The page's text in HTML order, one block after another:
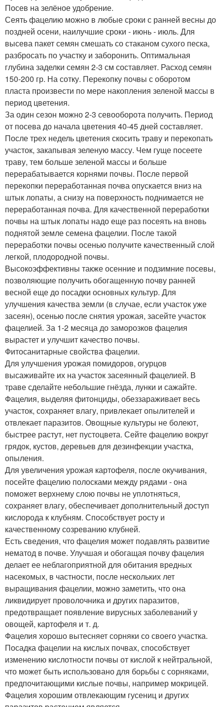
Посев на зелёное удобрение.
Сеять фацелию можно в любые сроки с ранней весны до
поздней осени, наилучшие сроки - июнь - июль. Для
высева пакет семян смешать со стаканом сухого песка,
разбросать по участку и заборонить. Оптимальная
глубина заделки семян 2-3 см составляет. Расход семян
150-200 гр. На сотку. Перекопку почвы с оборотом
пласта произвести по мере накопления зеленой массы в
период цветения.
За один сезон можно 2-3 севооборота получить. Период
от посева до начала цветения 40-45 дней составляет.
После трех недель цветения скосить траву и перекопать
участок, закапывая зеленую массу. Чем гуще посеете
траву, тем больше зеленой массы и больше
перерабатывается корнями почвы. После первой
перекопки переработанная почва опускается вниз на
штык лопаты, а снизу на поверхность поднимается не
переработанная почва. Для качественной переработки
почвы на штык лопаты надо еще раз посеять на вновь
поднятой земле семена фацелии. После такой
переработки почвы осенью получите качественный слой
легкой, плодородной почвы.
Высокоэффективны также осенние и подзимние посевы,
позволяющие получить обогащенную почву ранней
весной еще до посадки основных культур. Для
улучшения качества земли (в случае, если участок уже
засеян), осенью после снятия урожая, засейте участок
фацелией. За 1-2 месяца до заморозков фацелия
вырастет и улучшит качество почвы.
Фитосанитарные свойства фацелии.
Для улучшения урожая помидоров, огурцов
высаживайте их на участок засеянный фацелией. В
траве сделайте небольшие гнёзда, лунки и сажайте.
Фацелия, выделяя фитонциды, обеззараживает весь
участок, сохраняет влагу, привлекает опылителей и
отвлекает паразитов. Овощные культуры не болеют,
быстрее растут, нет пустоцвета. Сейте фацелию вокруг
грядок, кустов, деревьев для дезинфекции участка,
опыления.
Для увеличения урожая картофеля, после окучивания,
посейте фацелию полосками между рядами - она
поможет верхнему слою почвы не уплотняться,
сохраняет влагу, обеспечивает дополнительный доступ
кислорода к клубням. Способствует росту и
качественному созреванию клубней.
Есть сведения, что фацелия может подавлять развитие
нематод в почве. Улучшая и обогащая почву фацелия
делает ее неблагоприятной для обитания вредных
насекомых, в частности, после нескольких лет
выращивания фацелии, можно заметить, что она
ликвидирует проволочника и других паразитов,
предотвращает появление вирусных заболеваний у
овощей, картофеля и т. д.
Фацелия хорошо вытесняет сорняки со своего участка.
Посадка фацелии на кислых почвах, способствует
изменению кислотности почвы от кислой к нейтральной,
что может быть использовано для борьбы с сорняками,
предпочитающими кислые почвы, например мокрицей.
Фацелия хорошим отвлекающим гусениц и других